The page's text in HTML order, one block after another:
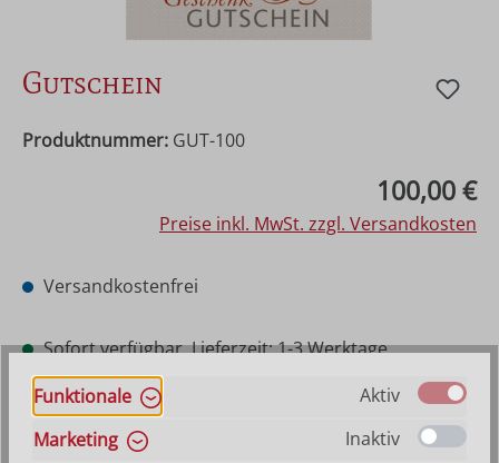
Gutschein
Produktnummer: GUT-100
100,00 €
Preise inkl. MwSt. zzgl. Versandkosten
Versandkostenfrei
Sofort verfügbar, Lieferzeit: 1-3 Werktage
Wertauswählen
25 € 50 €
Funktionale
Aktiv
Marketing
Inaktiv